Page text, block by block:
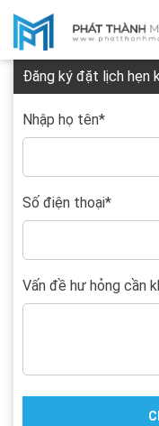
Đặt lịch hẹn
Đăng ký đặt lịch hẹn
Nhập họ tên*
Số điện thoại*
Vấn đề hư hỏng cần